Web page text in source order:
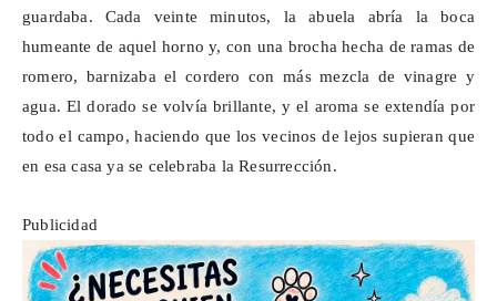
guardaba. Cada veinte minutos, la abuela abría la boca
humeante de aquel horno y, con una brocha hecha de ramas de
romero, barnizaba el cordero con más mezcla de vinagre y
agua. El dorado se volvía brillante, y el aroma se extendía por
todo el campo, haciendo que los vecinos de lejos supieran que
en esa casa ya se celebraba la Resurrección.
Publicidad